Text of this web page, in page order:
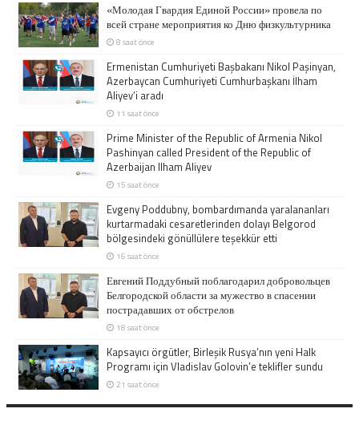
«Молодая Гвардия Единой России» провела по
всей стране мероприятия ко Дню физкультурника
8 saat önce
Ermenistan Cumhuriyeti Başbakanı Nikol Paşinyan,
Azerbaycan Cumhuriyeti Cumhurbaşkanı İlham
Aliyev’i aradı
11 saat önce
Prime Minister of the Republic of Armenia Nikol
Pashinyan called President of the Republic of
Azerbaijan Ilham Aliyev
15 saat önce
Evgeny Poddubny, bombardımanda yaralananları
kurtarmadaki cesaretlerinden dolayı Belgorod
bölgesindeki gönüllülere teşekkür etti
16 saat önce
Евгений Поддубный поблагодарил добровольцев
Белгородской области за мужество в спасении
пострадавших от обстрелов
18 saat önce
Kapsayıcı örgütler, Birleşik Rusya’nın yeni Halk
Programı için Vladislav Golovin’e teklifler sundu
21 saat önce